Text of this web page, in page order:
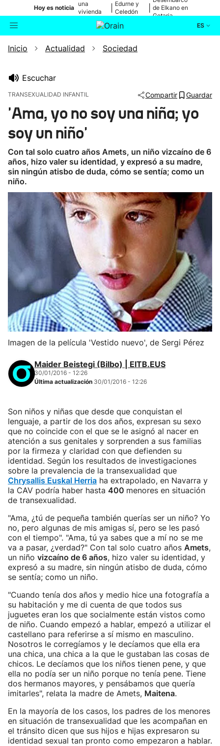
Hoy es noticia
una
vivienda
de Bilbao
Edurne y
Celedón
de Elkano en
Getaria
ES
Buscador Actualidad
Eguraldia
Inicio Actualidad Sociedad
Escuchar
TRANSEXUALIDAD INFANTIL Compartir Guardar
'Ama, yo no soy una niña; yo
soy un niño'
Con tal solo cuatro años Amets, un niño vizcaíno de 6
años, hizo valer su identidad, y expresó a su madre,
sin ningún atisbo de duda, cómo se sentía; como un
niño.
Imagen de la película 'Vestido nuevo', de Sergi Pérez
Maider Beistegi (Bilbo) | EITB.EUS
30/01/2016 - 12:26
Última actualización 30/01/2016 - 12:26
Son niños y niñas que desde que conquistan el
lenguaje, a partir de los dos años, expresan su sexo
que no coincide con el que se le asignó al nacer en
atención a sus genitales y sorprenden a sus familias
por la firmeza y claridad con que defienden su
identidad. Según los resultados de investigaciones
sobre la prevalencia de la transexualidad que
Chrysallis Euskal Herria ha extrapolado, en Navarra y
la CAV podría haber hasta 400 menores en situación
de transexualidad.
"Ama, ¿tú de pequeña también querías ser un niño? Yo
no, pero algunas de mis amigas sí, pero se les pasó
con el tiempo". "Ama, tú ya sabes que a mí no se me
va a pasar, ¿verdad?" Con tal solo cuatro años Amets,
un niño vizcaíno de 6 años, hizo valer su identidad, y
expresó a su madre, sin ningún atisbo de duda, cómo
se sentía; como un niño.
"Cuando tenía dos años y medio hice una fotografía a
su habitación y me di cuenta de que todos sus
juguetes eran los que socialmente están vistos como
de niño. Cuando empezó a hablar, empezó a utilizar el
castellano para referirse a sí mismo en masculino.
Nosotros le corregíamos y le decíamos que ella era
una chica, una chica a la que le gustaban las cosas de
chicos. Le decíamos que los niños tienen pene, y que
ella no podía ser un niño porque no tenía pene. Tiene
dos hermanos mayores, y pensábamos que quería
imitarles", relata la madre de Amets, Maitena.
En la mayoría de los casos, los padres de los menores
en situación de transexualidad que les acompañan en
el tránsito dicen que sus hijos e hijas expresaron su
identidad sexual tan pronto como empezaron a hablar.